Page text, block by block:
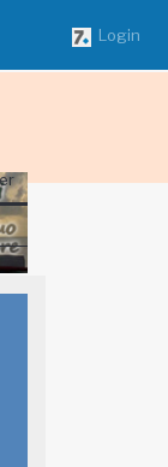
Login